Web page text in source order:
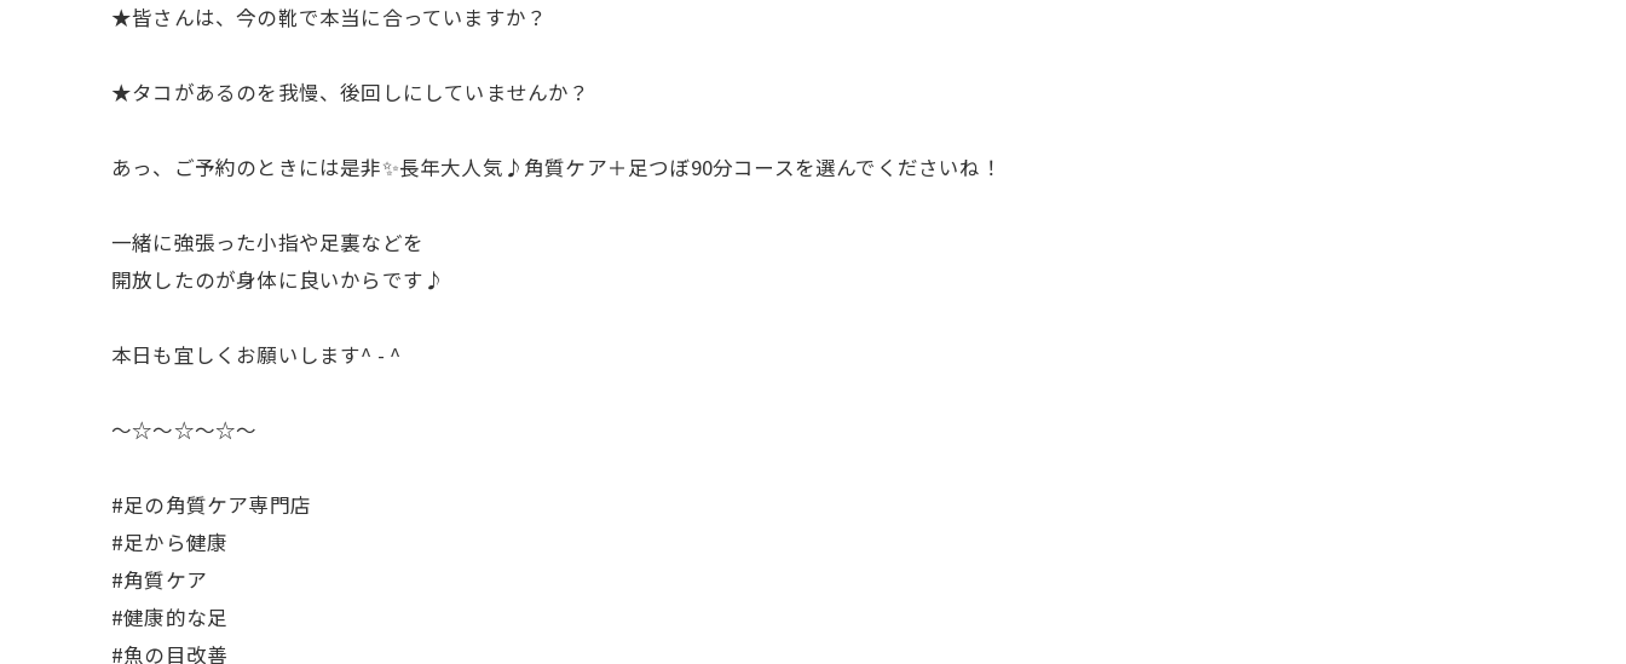
★皆さんは、今の靴で本当に合っていますか？
★タコがあるのを我慢、後回しにしていませんか？
あっ、ご予約のときには是非✨長年大人気♪角質ケア＋足つぼ90分コースを選んでくださいね！
一緒に強張った小指や足裏などを
開放したのが身体に良いからです♪
本日も宜しくお願いします^ - ^
〜☆〜☆〜☆〜
#足の角質ケア専門店
#足から健康
#角質ケア
#健康的な足
#魚の目改善